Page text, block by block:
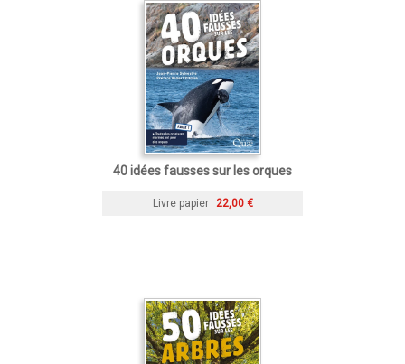
40 idées fausses sur les orques
Livre papier 22,00 €